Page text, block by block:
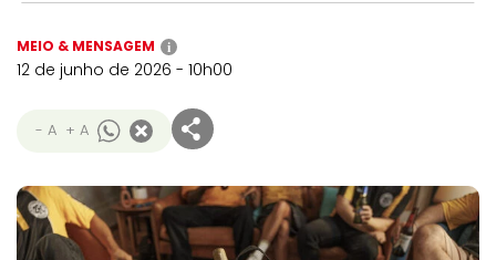
MEIO & MENSAGEM i
12 de junho de 2026 - 10h00
- A + A